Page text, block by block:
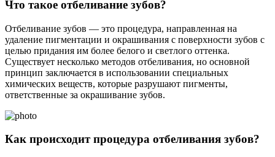
Что такое отбеливание зубов?
Отбеливание зубов — это процедура, направленная на
удаление пигментации и окрашивания с поверхности зубов с
целью придания им более белого и светлого оттенка.
Существует несколько методов отбеливания, но основной
принцип заключается в использовании специальных
химических веществ, которые разрушают пигменты,
ответственные за окрашивание зубов.
Как происходит процедура отбеливания зубов?